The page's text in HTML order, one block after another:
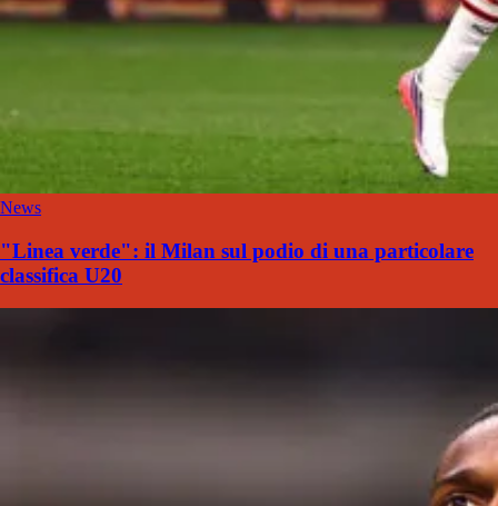
News
"Linea verde": il Milan sul podio di una particolare
classifica U20